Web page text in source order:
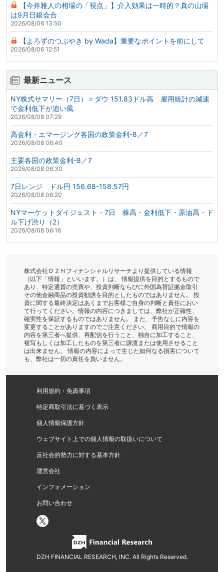
【今井雅人の相場の「視点」】介入効果は一時的？真の山場
は9月日銀会合
2026/08/06 13:50
【よろずのつぶやき by Wada】重要なポイントを前にして
2026/08/06 12:51
最新ニュース
NY株式サマリー（7日）＝ダウ 151.83ドル高 雇用統計の減速
で金利低下が追い風
2026/08/08 07:29
高金利・エマージング各国の政策金利-8／7
2026/08/08 06:40
主要各国の政策金利-8／7
2026/08/08 06:30
7日レンジ ドル円 156.68-158.57円
2026/08/08 06:20
NYマーケットダイジェスト・7日 株高・金利低下・原油高・ド
ル下げ渋り（2）
2026/08/08 06:16
株式会社ＤＺＨフィナンシャルリサーチより提供している情報
（以下「情報」といいます。）は、 情報提供を目的とするもので
あり、特定通貨の売買や、投資判断ならびに外国為替証拠金取引
その他金融商品の投資勧誘を目的としたものではありません。 投
資に関する最終決定はあくまでお客様ご自身の判断と責任におい
て行ってください。情報の内容につきましては、弊社が正確性、
確実性を保証するものではありません。 また、予告なしに内容を
変更することがありますのでご注意ください。 商用目的で情報の
内容を第三者へ提供、再配信を行うこと、独自に加工すること、
複写もしくは加工したものを第三者に譲渡または使用させること
は出来ません。 情報の内容によって生じた如何なる損害について
も、弊社は一切の責任を負いません。
利用規約・免責事項
特定商取引法に基づく表示
個人情報保護方針
ウェブサイト上での個人情報の取扱いについて
反社会的勢力に対する基本方針
運営会社
インフォメーション
お問い合わせ
DZH FINANCIAL RESEARCH, INC. All Rights Reserved.